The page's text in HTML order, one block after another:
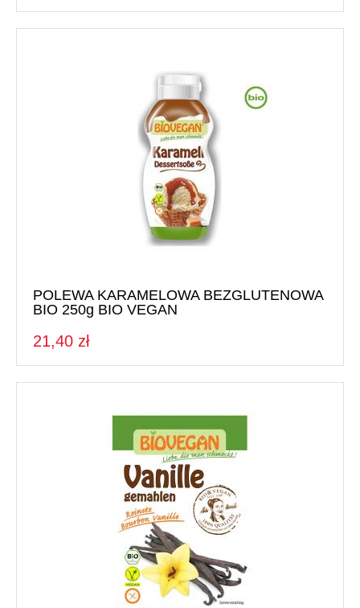
POLEWA KARAMELOWA BEZGLUTENOWA
BIO 250g BIO VEGAN
21,40 zł